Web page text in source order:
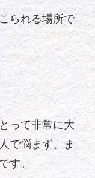
られる場所で
って非常に大
で悩まず、ま
す。